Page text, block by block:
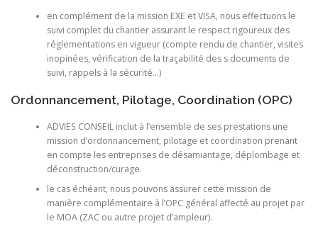
en complément de la mission EXE et VISA, nous effectuons le
suivi complet du chantier assurant le respect rigoureux des
réglementations en vigueur (compte rendu de chantier, visites
inopinées, vérification de la traçabilité des s documents de
suivi, rappels à la sécurité…)
Ordonnancement, Pilotage, Coordination (OPC)
ADVIES CONSEIL inclut à l’ensemble de ses prestations une
mission d’ordonnancement, pilotage et coordination prenant
en compte les entreprises de désamiantage, déplombage et
déconstruction/curage.
le cas échéant, nous pouvons assurer cette mission de
manière complémentaire à l’OPC général affecté au projet par
le MOA (ZAC ou autre projet d’ampleur).